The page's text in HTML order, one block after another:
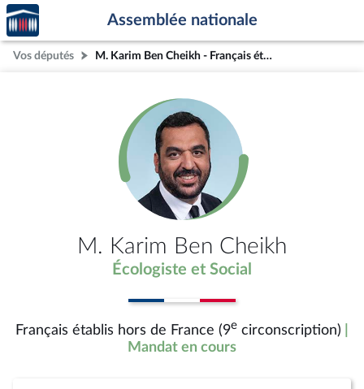
Aller au contenu
Aller en bas de la page
Accèder
à la
page
d'accueil
Assemblée nationale
Vos députés M. Karim Ben Cheikh - Français établis hors de France (9e circonscription)
M. Karim Ben Cheikh
Écologiste et Social
Français établis hors de France (9e circonscription)
Mandat en cours